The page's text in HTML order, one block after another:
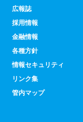
広報誌
採用情報
金融情報
各種方針
情報セキュリティ
リンク集
管内マップ